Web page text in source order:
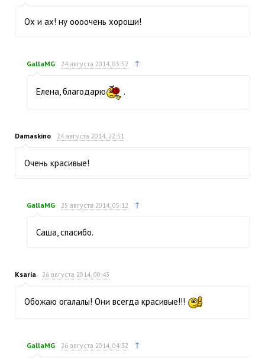
Ох и ах! ну оооочень хороши!
GallaMG 24 августа 2014, 03:52 ↑
Елена, благодарю .
Damaskino 24 августа 2014, 22:51
Очень красивые!
GallaMG 25 августа 2014, 05:12 ↑
Саша, спасибо.
Ksaria 26 августа 2014, 00:43
Обожаю огалалы! Они всегда красивые!!!
GallaMG 26 августа 2014, 04:32 ↑